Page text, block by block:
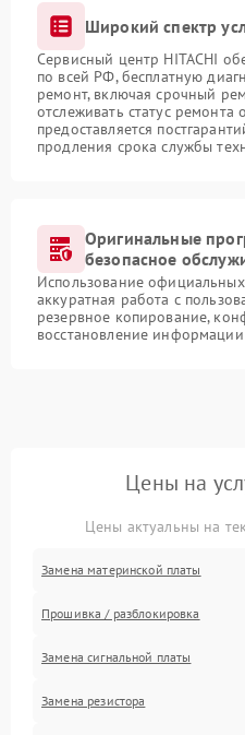
Широкий спектр
Сервисный центр HITACHI
по всей РФ, бесплатную
ремонт, включая срочный
отслеживать статус ремонта
предоставляется
продления срока службы
Оригинальные
безопасное
Использование
аккуратная работа с
резервное копирование,
восстановление
Цены на
Цены актуальны на
Замена материнской платы
Прошивка / разблокировка
Замена сигнальной платы
Замена резистора